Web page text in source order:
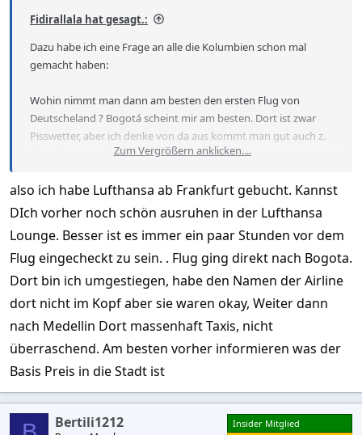
Fidirallala hat gesagt.:
Dazu habe ich eine Frage an alle die Kolumbien schon mal
gemacht haben:
Wohin nimmt man dann am besten den ersten Flug von
Deutscheland ? Bogotá scheint mir am besten. Dort ist zwar
Pisswetter, aber ich denke von da aus kommt man gut auch z.
B. an die Küste. Es gibt natürlich auch Gabelflüge nach
Und noch Zusatzfrage: wo bucht man die Inlandsflüge? Online?
Zum Vergrößern anklicken....
also ich habe Lufthansa ab Frankfurt gebucht. Kannst
DIch vorher noch schön ausruhen in der Lufthansa
Lounge. Besser ist es immer ein paar Stunden vor dem
Flug eingecheckt zu sein. . Flug ging direkt nach Bogota.
Dort bin ich umgestiegen, habe den Namen der Airline
dort nicht im Kopf aber sie waren okay, Weiter dann
nach Medellin Dort massenhaft Taxis, nicht
überraschend. Am besten vorher informieren was der
Basis Preis in die Stadt ist
Bertili1212
Insider Mitglied